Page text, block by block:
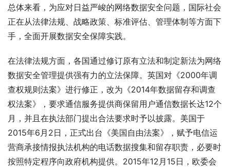
总体来看，为应对日益严峻的网络数据安全问题，国际社会
正在从法律法规、战略政策、标准评估、管理体制等方面下
手，全面开展数据安全保障实践。
在法律法规方面，各国通过修订原有立法和制定新法为网络
数据安全管理提供强有力的立法保障。英国对《2000年调
查权规则法案》进行修正，改为《2014年数据留存和调查
权法案》，要求通信服务提供商保留用户通信数据长达12个
月，并且在执法部门提出合法要求时予以披露。美国于
2015年6月2日，正式出台《美国自由法案》，赋予电信运
营商承接情报执法机构的电话数据搜集和留存职责，必要时
按照特定程序向政府机构提供。2015年12月15日，欧委会